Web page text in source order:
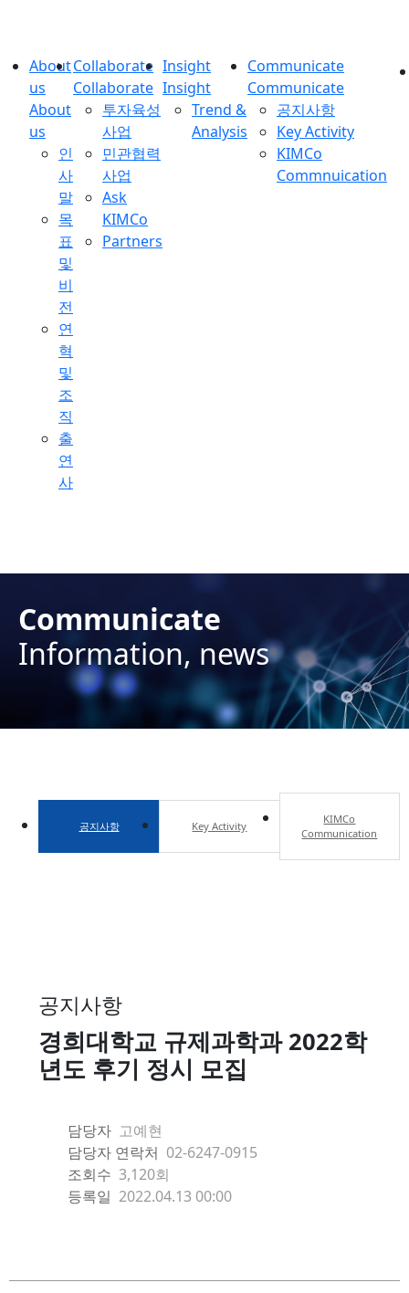
About
us
About
us
인
사
말
목
표
및
비
전
연
혁
및
조
직
출
연
사
Collaborate
Collaborate
투자육성
사업
민관협력
사업
Ask
KIMCo
Partners
Insight
Insight
Trend &
Analysis
Communicate
Communicate
공지사항
Key Activity
KIMCo
Commnuication
Communicate
Information, news
공지사항 Key Activity
KIMCo
Communication
공지사항
경희대학교 규제과학과 2022학
년도 후기 정시 모집
담당자 고예현
담당자 연락처 02-6247-0915
조회수 3,120회
등록일 2022.04.13 00:00